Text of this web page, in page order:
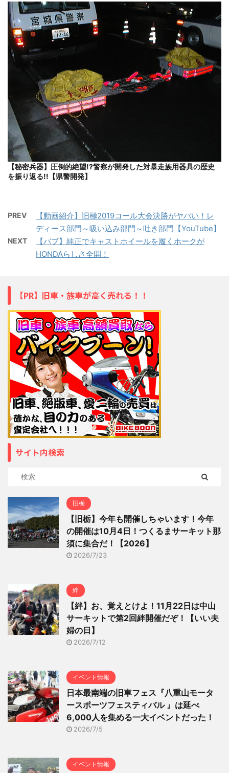
【秘密兵器】圧倒的絶望!?警察が開発した対暴走族用器具の歴史
を振り返る!!【県警開発】
PREV
【動画紹介】旧極2019コール大会決勝がヤバい！レ
ディース部門～吸い込み部門～吐き部門【YouTube】
NEXT
【バブ】純正でキャストホイールを履くホークが
HONDAらしさ全開！
【PR】旧車・族車が高く売れる！！
サイト内検索
旧栃
【旧栃】今年も開催しちゃいます！今年
の開催は10月4日！つくるまサーキット那
須に集合だ！【2026】
2026/7/23
絆
【絆】お、覚えとけよ！11月22日は中山
サーキットで第2回絆開催だぞ！【いい夫
婦の日】
2026/7/12
イベント情報
日本最南端の旧車フェス『八重山モータ
ースポーツフェスティバル 』は延べ
6,000人を集める一大イベントだった！
2026/7/5
イベント情報